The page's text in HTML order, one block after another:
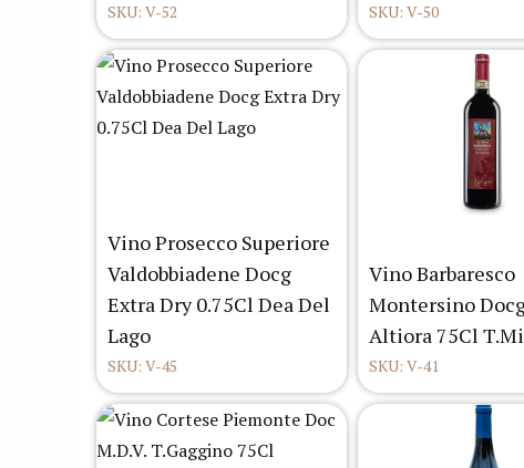
SKU: V-52 SKU: V-50
Vino Prosecco Superiore
Valdobbiadene Docg
Extra Dry 0.75Cl Dea Del
Lago
SKU: V-45
Vino Barbaresco
Montersino
Altiora 75Cl
SKU: V-41